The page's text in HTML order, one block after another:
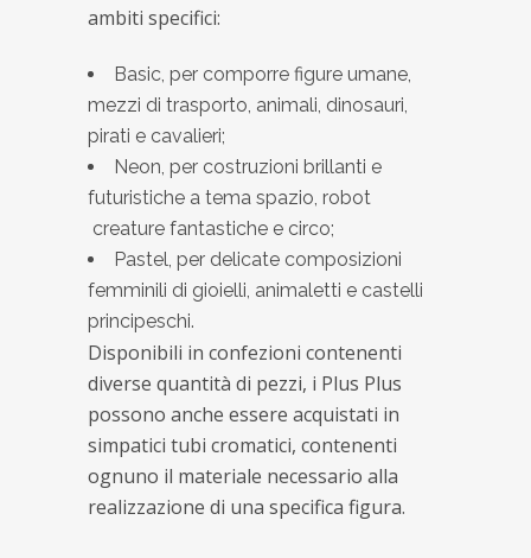
ambiti specifici:
Basic, per comporre figure umane,
mezzi di trasporto, animali, dinosauri,
pirati e cavalieri;
Neon, per costruzioni brillanti e
futuristiche a tema spazio, robot
creature fantastiche e circo;
Pastel, per delicate composizioni
femminili di gioielli, animaletti e castelli
principeschi.
Disponibili in confezioni contenenti
diverse quantità di pezzi, i Plus Plus
possono anche essere acquistati in
simpatici tubi cromatici, contenenti
ognuno il materiale necessario alla
realizzazione di una specifica figura.